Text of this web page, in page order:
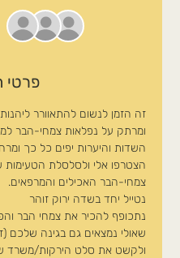
פרטי
זה הזמן לנשום להתאוורר
ומרתק על נפלאות צמחי-הבר
השדות והיערות יפים כל כך
הצטרפו אלי ולסלסלת הטעימות
צמחי-הבר האכילים והמרפאים.
נטייל יחד בשדה ירוק זוהר
נתכופף להכיר את צמחי הבר
שאולי נמצאים גם בגינה שלכם
ולקשט את סלט הירקות/משרד